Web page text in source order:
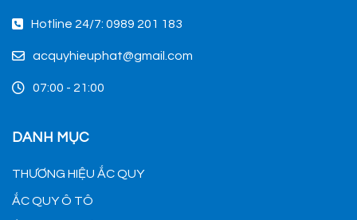
Hotline 24/7: 0989 201 183
acquyhieuphat@gmail.com
07:00 - 21:00
DANH MỤC
THƯƠNG HIỆU ẮC QUY
ẮC QUY Ô TÔ